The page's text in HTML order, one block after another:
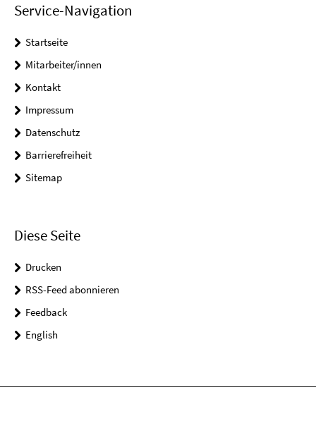
Service-Navigation
Startseite
Mitarbeiter/innen
Kontakt
Impressum
Datenschutz
Barrierefreiheit
Sitemap
Diese Seite
Drucken
RSS-Feed abonnieren
Feedback
English